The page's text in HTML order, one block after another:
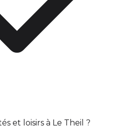
et loisirs à Le Theil ?